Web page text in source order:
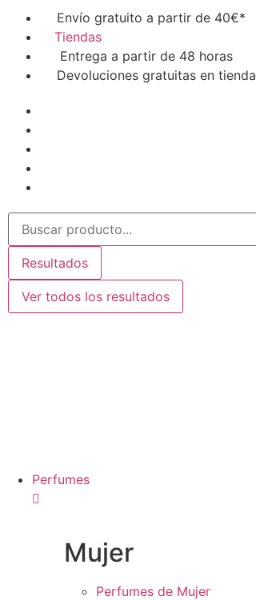
Envío gratuito a partir de 40€*
Tiendas
Entrega a partir de 48 horas
Devoluciones gratuitas en tienda
Resultados
Ver todos los resultados
Perfumes
Mujer
Perfumes de Mujer